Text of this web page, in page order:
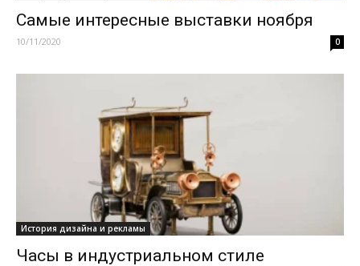
Самые интересные выставки ноября
10/11/2020 0
История дизайна и рекламы
Часы в индустриальном стиле